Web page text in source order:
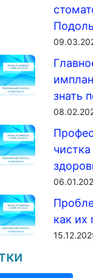
знать
как их